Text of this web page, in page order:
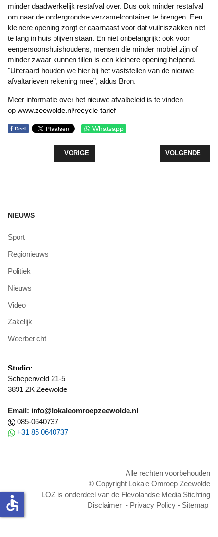
minder daadwerkelijk restafval over. Dus ook minder restafval
om naar de ondergrondse verzamelcontainer te brengen. Een
kleinere opening zorgt er daarnaast voor dat vuilniszakken niet
te lang in huis blijven staan. En niet onbelangrijk: ook voor
eenpersoonshuishoudens, mensen die minder mobiel zijn of
minder zwaar kunnen tillen is een kleinere opening helpend.
"Uiteraard houden we hier bij het vaststellen van de nieuwe
afvaltarieven rekening mee”, aldus Bron.
Meer informatie over het nieuwe afvalbeleid is te vinden
op www.zeewolde.nl/recycle-tarief
f Deel Whatsapp
VORIG ARTIKEL: HET GAAT ‘SUPERGOED’ BIJ
VORIGE VOLGENDE
VOLGENDE
NIEUWS
Sport
Regionieuws
Politiek
Nieuws
Video
Zakelijk
Weerbericht
Studio:
Schepenveld 21-5
3891 ZK Zeewolde
Email: info@lokaleomroepzeewolde.nl
085-0640737
+31 85 0640737
Alle rechten voorbehouden
© Copyright Lokale Omroep Zeewolde
LOZ is onderdeel van de Flevolandse Media Stichting
Disclaimer - Privacy Policy - Sitemap
accessible